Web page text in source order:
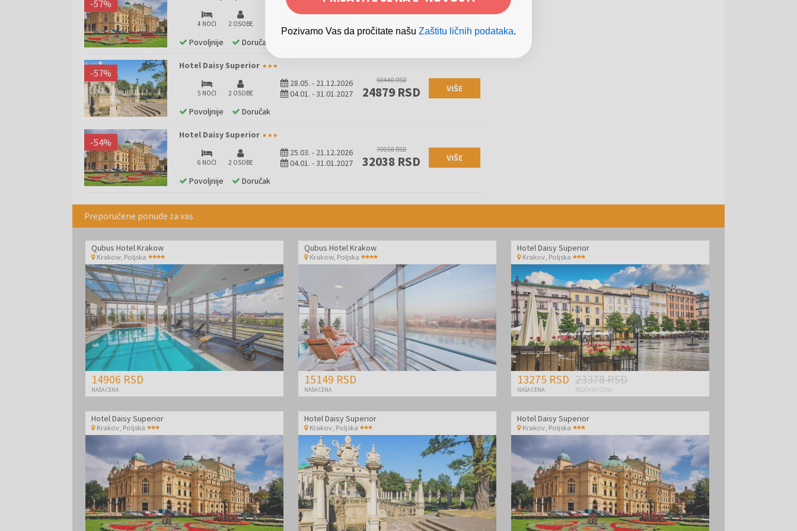
-57%
4 NOĆI 2 OSOBE
25.03.-21.12.2026
19950 RSD
Povoljnije Doručak
Hotel Daisy Superior
-57%
5 NOĆI 2 OSOBE
28.05. - 21.12.2026
04.01. -31.01.2027
58440 RSD
24879 RSD VIŠE
Povoljnije Doručak
Hotel Daisy Superior
-54%
6 NOĆI 2 OSOBE
25.03. - 21.12.2026
04.01. -31.01.2027
70058 RSD
32038 RSD VIŠE
Povoljnije Doručak
Preporučene ponude za vas
Qubus Hotel Krakow
Krakow, Poljska
14906 RSD
NAŠA CENA
Qubus Hotel Krakow
Krakow, Poljska
15149 RSD
NAŠA CENA
Hotel Daisy Superior
Krakov, Poljska
13275 RSD
NAŠA CENA
23378 RSD
REDOVNA CENA
Hotel Daisy Superior
Krakov Poljska
Hotel Daisy Superior
Krakov, Poljska
Hotel Daisy Superior
Krakov, Poljska
Pozivamo Vas da pročitate našu Zaštitu ličnih podataka.